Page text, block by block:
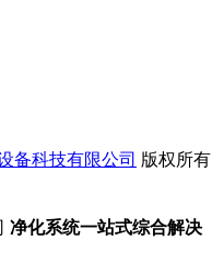
备科技有限公司 版权所有
净化系统一站式综合解决